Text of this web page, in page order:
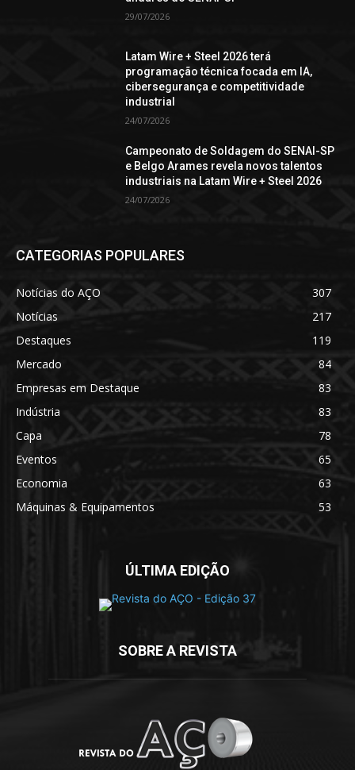
29/07/2026
Latam Wire + Steel 2026 terá
programação técnica focada em IA,
cibersegurança e competitividade
industrial
24/07/2026
Campeonato de Soldagem do SENAI-SP
e Belgo Arames revela novos talentos
industriais na Latam Wire + Steel 2026
24/07/2026
CATEGORIAS POPULARES
Notícias do AÇO
307
Notícias
217
Destaques
119
Mercado
84
Empresas em Destaque
83
Indústria
83
Capa
78
Eventos
65
Economia
63
Máquinas & Equipamentos
53
ÚLTIMA EDIÇÃO
SOBRE A REVISTA